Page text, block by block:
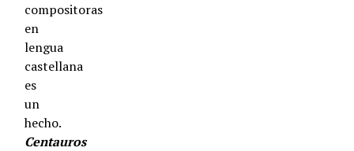
compositoras
en
lengua
castellana
es
un
hecho.
Centauros